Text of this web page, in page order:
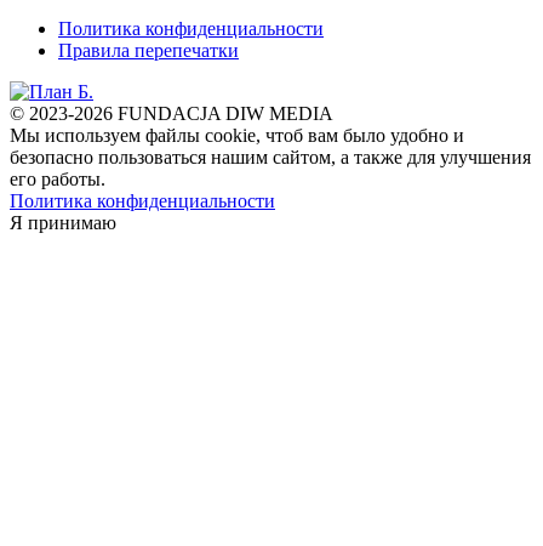
Политика конфиденциальности
Правила перепечатки
© 2023-2026 FUNDACJA DIW MEDIA
Мы используем файлы cookie, чтоб вам было удобно и
безопасно пользоваться нашим сайтом, а также для улучшения
его работы.
Политика конфиденциальности
Я принимаю